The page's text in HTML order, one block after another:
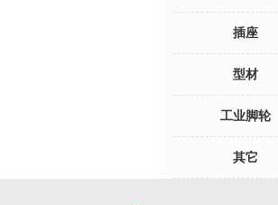
插座
型材
工业脚轮
其它